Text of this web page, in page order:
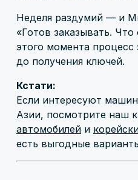
Неделя раздумий — и
«Готов заказывать.
этого момента процесс
до получения ключей.
Кстати:
Если интересуют
Азии, посмотрите наш
автомобилей и
есть выгодные